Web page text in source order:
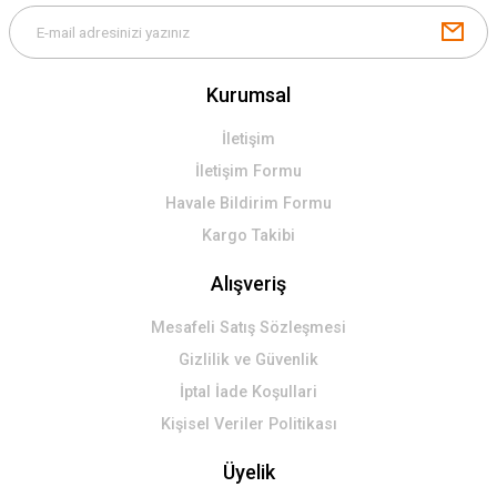
Kurumsal
İletişim
İletişim Formu
Havale Bildirim Formu
Kargo Takibi
Alışveriş
Mesafeli Satış Sözleşmesi
Gizlilik ve Güvenlik
İptal İade Koşullari
Kişisel Veriler Politikası
Üyelik